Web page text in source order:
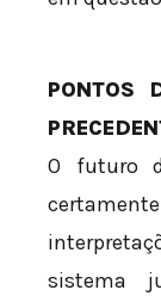
PONTOS
O futuro
sistema